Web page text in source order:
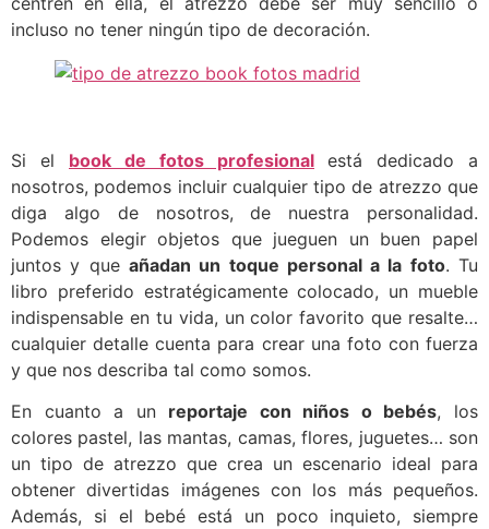
incluso no tener ningún tipo de decoración.
Si el book de fotos profesional está dedicado a
nosotros, podemos incluir cualquier tipo de atrezzo que
diga algo de nosotros, de nuestra personalidad.
Podemos elegir objetos que jueguen un buen papel
juntos y que añadan un toque personal a la foto. Tu
libro preferido estratégicamente colocado, un mueble
indispensable en tu vida, un color favorito que resalte…
cualquier detalle cuenta para crear una foto con fuerza
y que nos describa tal como somos.
En cuanto a un reportaje con niños o bebés, los
colores pastel, las mantas, camas, flores, juguetes… son
un tipo de atrezzo que crea un escenario ideal para
obtener divertidas imágenes con los más pequeños.
Además, si el bebé está un poco inquieto, siempre